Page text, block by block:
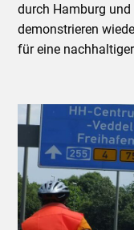
durch Hamburg
demonstrieren
für eine